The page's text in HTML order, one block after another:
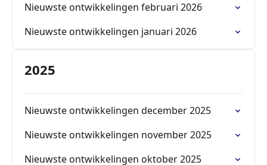
Nieuwste ontwikkelingen februari 2026
Nieuwste ontwikkelingen januari 2026
2025
Nieuwste ontwikkelingen december 2025
Nieuwste ontwikkelingen november 2025
Nieuwste ontwikkelingen oktober 2025